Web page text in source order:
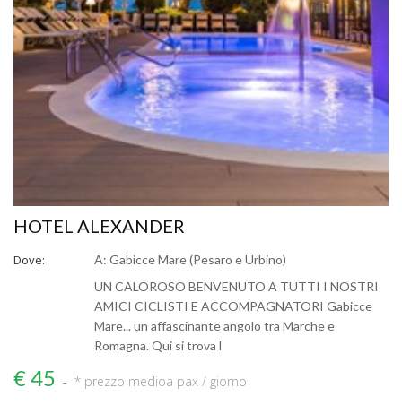
HOTEL ALEXANDER
Dove:
A: Gabicce Mare (Pesaro e Urbino)
UN CALOROSO BENVENUTO A TUTTI I NOSTRI
AMICI CICLISTI E ACCOMPAGNATORI Gabicce
Mare... un affascinante angolo tra Marche e
Romagna. Qui si trova l
€ 45 * prezzo medioa pax / giorno